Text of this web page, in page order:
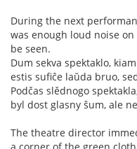
During the next
was enough loud noise
be seen.
Dum sekva spektaklo,
estis sufiĉe laŭda bruo,
Podčas slědnogo
byl dost glasny šum, ale
The theatre director